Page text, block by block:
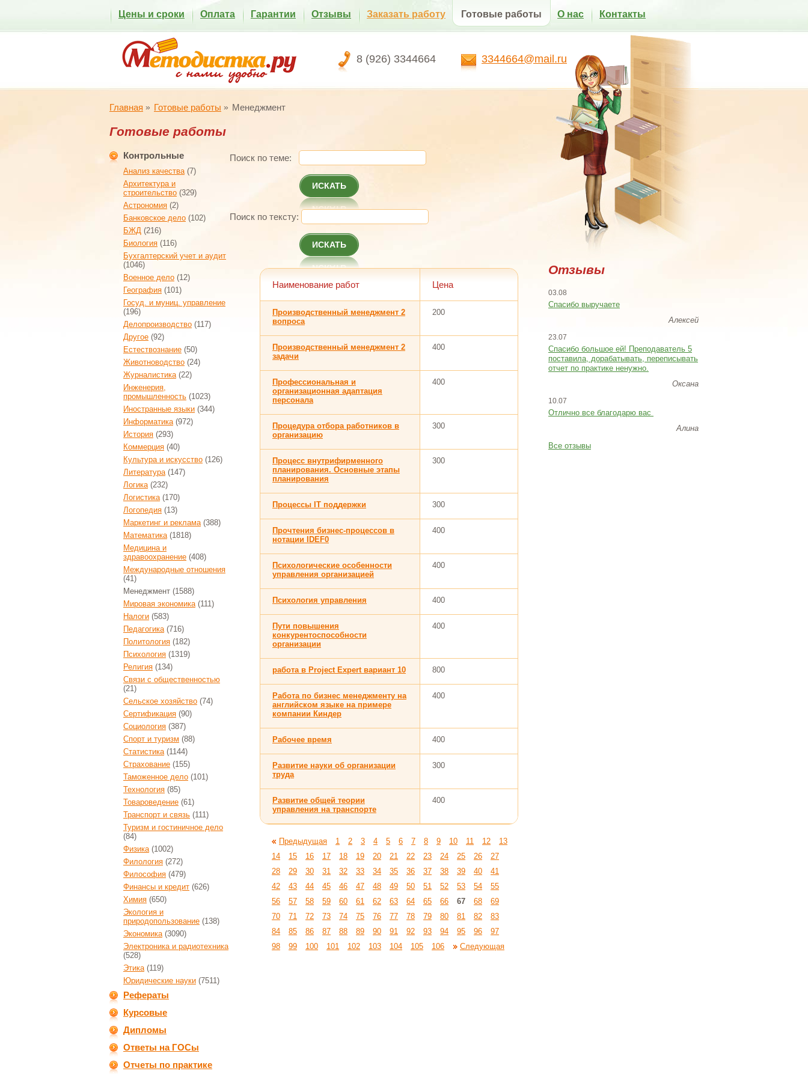
8 (926) 3344664 3344664@mail.ru
Цены и сроки Оплата Гарантии Отзывы Заказать работу Готовые работы О нас Контакты
Главная Готовые работы Менеджмент
Готовые работы
Контрольные
Анализ качества(7)
Архитектура и
строительство (329)
Астрономия (2)
Банковское дело (102)
БЖД (216)
Биология (116)
Бухгалтерский учет и аудит
(1046)
Военное дело (12)
География (101)
Госуд. и муниц. управление
(196)
Делопроизводство (117)
Другое (92)
Естествознание (50)
Животноводство (24)
Журналистика(22)
Инженерия,
промышленность (1023)
Иностранные языки (344)
Информатика(972)
История (293)
Коммерция (40)
Культура и искусство (126)
Литература(147)
Логика(232)
Логистика(170)
Логопедия (13)
Маркетинг и реклама(388)
Математика(1818)
Медицина и
здравоохранение (408)
Международные отношения
(41)
Менеджмент (1588)
Мировая экономика(111)
Налоги (583)
Педагогика(716)
Политология (182)
Психология (1319)
Религия (134)
Связи с общественностью
(21)
Сельское хозяйство (74)
Сертификация (90)
Социология (387)
Спорт и туризм (88)
Статистика(1144)
Страхование (155)
Таможенное дело (101)
Технология (85)
Товароведение (61)
Транспорт и связь (111)
Туризм и гостиничное дело
(84)
Физика(1002)
Филология (272)
Философия (479)
Финансы и кредит (626)
Химия (650)
Экология и
природопользование (138)
Экономика(3090)
Электроника и радиотехника
(528)
Этика(119)
Юридические науки (7511)
Рефераты
Курсовые
Дипломы
Ответы на ГОСы
Отчеты по практике
Поиск по теме:
ИСКАТЬ
Поиск по тексту:
ИСКАТЬ
Наименование работ Цена
Производственный менеджмент 2
вопроса
200
Производственный менеджмент 2
задачи
400
Профессиональная и
организационная адаптация
персонала
400
Процедура отбора работников в
организацию
300
Процесс внутрифирменного
планирования. Основные этапы
планирования
300
Процессы IT поддержки 300
Прочтения бизнес-процессов в
нотации IDEF0
400
Психологические особенности
управления организацией
400
Психология управления 400
Пути повышения
конкурентоспособности
организации
400
работа в Project Expert вариант 10 800
Работа по бизнес менеджменту на
английском языке на примере
компании Киндер
400
Рабочее время 400
Развитие науки об организации
труда
300
Развитие общей теории
управления на транспорте
400
Предыдущая 1 2 3 4 5 6 7 8 9 10 11 12
13
14
15 16 17 18 19 20 21 22 23 24 25 26
27
28
29 30 31 32 33 34 35 36 37 38 39 40
41
42
43 44 45 46 47 48 49 50 51 52 53 54
55
56
57 58 59 60 61 62 63 64 65 66 67 68
69
70
71 72 73 74 75 76 77 78 79 80 81 82
83
84
85 86 87 88 89 90 91 92 93 94 95 96
97
98
99 100 101 102 103 104 105 106 Следующая
Отзывы
03.08
Спасибо выручаете
Алексей
23.07
Cпасибо большое ей! Преподаватель 5
поставила, дорабатывать, переписывать
отчет по практике ненужно.
Оксана
10.07
Отлично все благодарю вас
Алина
Все отзывы